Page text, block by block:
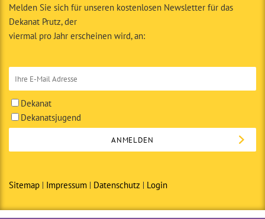
Melden Sie sich für unseren kostenlosen Newsletter für das
Dekanat Prutz, der
viermal pro Jahr erscheinen wird, an:
Dekanat
Dekanatsjugend
Sitemap Impressum Datenschutz Login